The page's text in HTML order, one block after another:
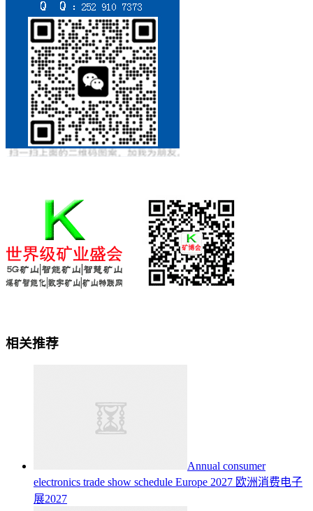
相关推荐
Annual consumer
electronics trade show schedule Europe 2027 欧洲消费电子
展2027